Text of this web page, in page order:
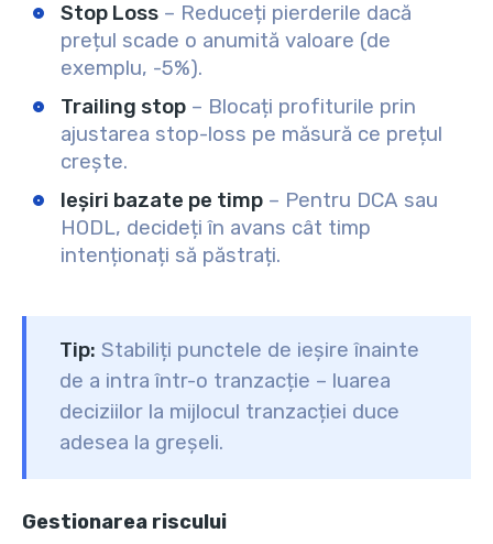
Stop Loss – Reduceți pierderile dacă
prețul scade o anumită valoare (de
exemplu, -5%).
Trailing stop – Blocați profiturile prin
ajustarea stop-loss pe măsură ce prețul
crește.
Ieșiri bazate pe timp – Pentru DCA sau
HODL, decideți în avans cât timp
intenționați să păstrați.
Tip: Stabiliți punctele de ieșireînainte
de a intra într-o tranzacție – luarea
deciziilor la mijlocul tranzacției duce
adesea la greșeli.
Gestionarea riscului